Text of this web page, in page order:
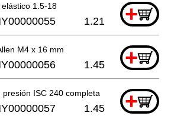
elástico 1.5-18 +
1.21
M4 x 16 mm +
1.45
presión ISC 240 completa +
1.45